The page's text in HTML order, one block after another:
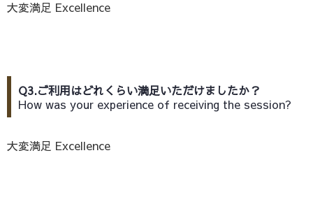
大変満足 Excellence
Q3.ご利用はどれくらい満足いただけましたか？
How was your experience of receiving the session?
大変満足 Excellence